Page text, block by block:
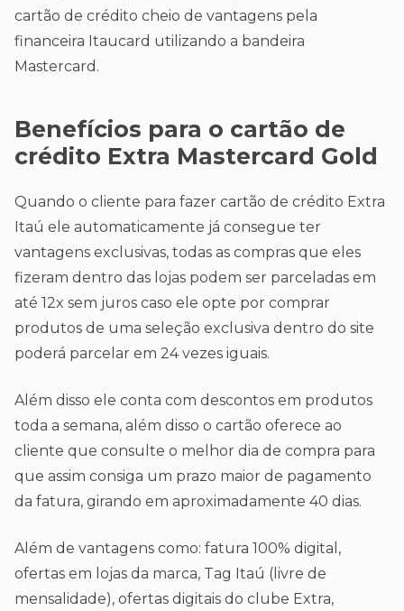
cartão de crédito cheio de vantagens pela
financeira Itaucard utilizando a bandeira
Mastercard.
Benefícios para o cartão de
crédito Extra Mastercard Gold
Quando o cliente para fazer cartão de crédito Extra
Itaú ele automaticamente já consegue ter
vantagens exclusivas, todas as compras que eles
fizeram dentro das lojas podem ser parceladas em
até 12x sem juros caso ele opte por comprar
produtos de uma seleção exclusiva dentro do site
poderá parcelar em 24 vezes iguais.
Além disso ele conta com descontos em produtos
toda a semana, além disso o cartão oferece ao
cliente que consulte o melhor dia de compra para
que assim consiga um prazo maior de pagamento
da fatura, girando em aproximadamente 40 dias.
Além de vantagens como: fatura 100% digital,
ofertas em lojas da marca, Tag Itaú (livre de
mensalidade), ofertas digitais do clube Extra,